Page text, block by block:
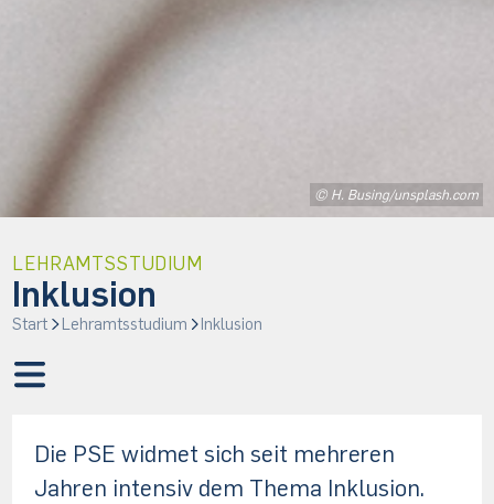
© H. Busing/unsplash.com
LEHRAMTSSTUDIUM
Inklusion
Start Lehramtsstudium Inklusion
Die PSE widmet sich seit mehreren
Jahren intensiv dem Thema Inklusion.